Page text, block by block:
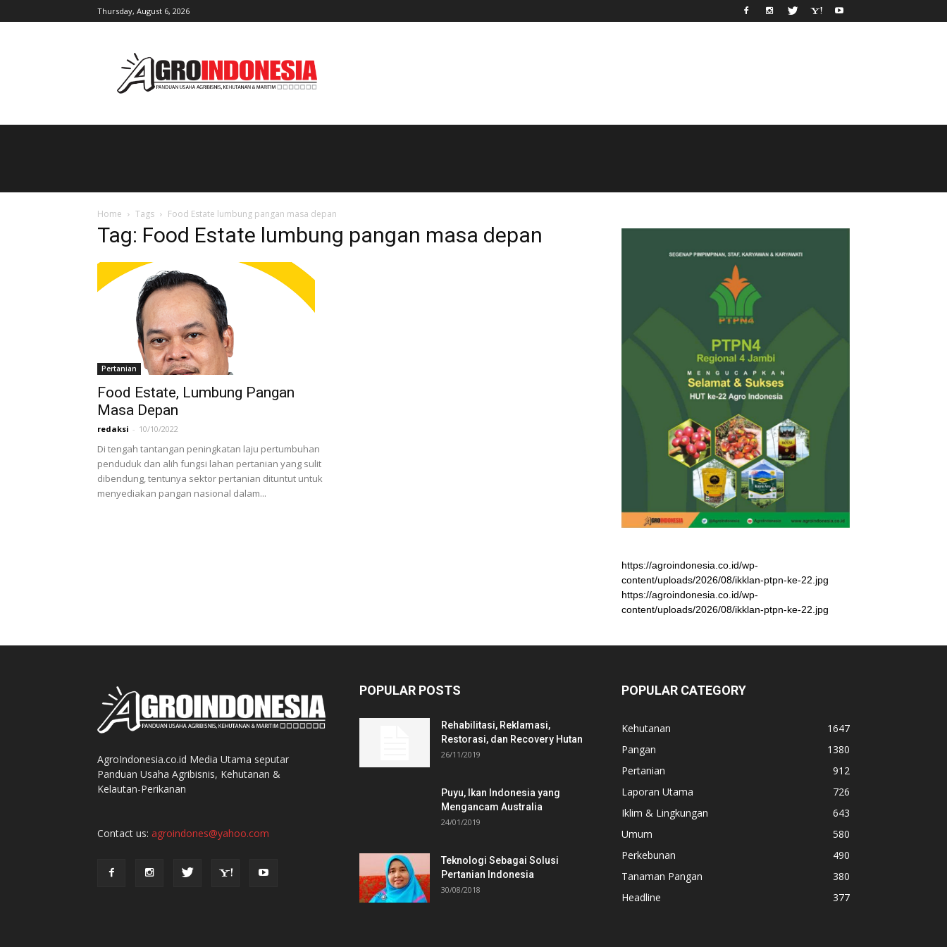
Thursday, August 6, 2026
Home Tags Food Estate lumbung pangan masa depan
Tag: Food Estate lumbung pangan masa depan
Pertanian
Food Estate, Lumbung Pangan
Masa Depan
redaksi - 10/10/2022
Di tengah tantangan peningkatan laju pertumbuhan
penduduk dan alih fungsi lahan pertanian yang sulit
dibendung, tentunya sektor pertanian dituntut untuk
menyediakan pangan nasional dalam...
https://agroindonesia.co.id/wp-
content/uploads/2026/08/ikklan-ptpn-ke-22.jpg
https://agroindonesia.co.id/wp-
content/uploads/2026/08/ikklan-ptpn-ke-22.jpg
AgroIndonesia.co.id Media Utama seputar
Panduan Usaha Agribisnis, Kehutanan &
Kelautan-Perikanan
Contact us: agroindones@yahoo.com
POPULAR POSTS
Rehabilitasi, Reklamasi,
Restorasi, dan Recovery Hutan
26/11/2019
Puyu, Ikan Indonesia yang
Mengancam Australia
24/01/2019
Teknologi Sebagai Solusi
Pertanian Indonesia
30/08/2018
POPULAR CATEGORY
Kehutanan
1647
Pangan
1380
Pertanian
912
Laporan Utama
726
Iklim & Lingkungan
643
Umum
580
Perkebunan
490
Tanaman Pangan
380
Headline
377